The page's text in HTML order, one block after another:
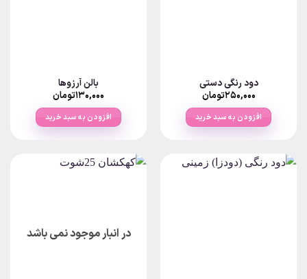
دود رنگی دستی
۲۵۰,۰۰۰تومان
افزودن به سبد خرید
بالن آرزوها
۱۳۰,۰۰۰تومان
افزودن به سبد خرید
در انبار موجود نمی باشد